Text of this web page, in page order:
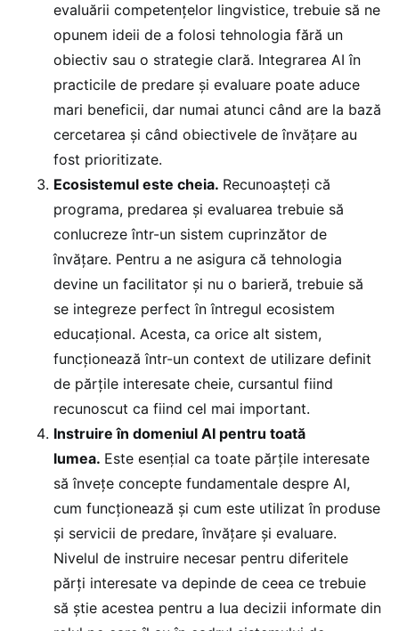
evaluării competențelor lingvistice, trebuie să ne
opunem ideii de a folosi tehnologia fără un
obiectiv sau o strategie clară. Integrarea AI în
practicile de predare și evaluare poate aduce
mari beneficii, dar numai atunci când are la bază
cercetarea și când obiectivele de învățare au
fost prioritizate.
Ecosistemul este cheia. Recunoașteți că
programa, predarea și evaluarea trebuie să
conlucreze într-un sistem cuprinzător de
învățare. Pentru a ne asigura că tehnologia
devine un facilitator și nu o barieră, trebuie să
se integreze perfect în întregul ecosistem
educațional. Acesta, ca orice alt sistem,
funcționează într-un context de utilizare definit
de părțile interesate cheie, cursantul fiind
recunoscut ca fiind cel mai important.
Instruire în domeniul AI pentru toată
lumea. Este esențial ca toate părțile interesate
să învețe concepte fundamentale despre AI,
cum funcționează și cum este utilizat în produse
și servicii de predare, învățare și evaluare.
Nivelul de instruire necesar pentru diferitele
părți interesate va depinde de ceea ce trebuie
să știe acestea pentru a lua decizii informate din